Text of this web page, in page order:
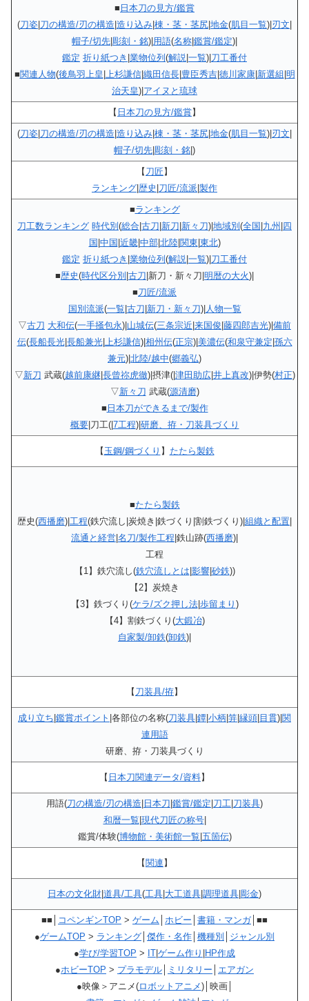
■ 日本刀の見方/鑑賞
(刀姿 刀の構造/刃の構造 造り込み 棟・茎・茎尻 地金(肌目一覧)| 刃文
帽子/切先 彫刻・銘)| 用語(名称 鑑賞/鑑定)|
鑑定 折り紙つき 業物位列 (解説 一覧)| 刀工番付
■関連人物(後鳥羽上皇 上杉謙信| 織田信長| 豊臣秀吉| 徳川家康| 新選組 明
治天皇)| アイヌと琉球
【 日本刀の見方/鑑賞】
(刀姿 刀の構造/刃の構造 造り込み 棟・茎・茎尻 地金(肌目一覧)| 刃文
帽子/切先 彫刻・銘 |)
【 刀匠】
ランキング 歴史 刀匠/流派 製作
■ランキング
刀工数ランキング 時代別 (総合 古刀 新刀 新々刀)| 地域別 (全国 九州 四
国 中国 近畿| 中部| 北陸| 関東 東北)
鑑定 折り紙つき 業物位列 (解説 一覧)| 刀工番付
■歴史(時代区分別 古刀 |新刀・新々刀| 明暦の大火)|
■刀匠/流派
国別流派(一覧 古刀 新刀・新々刀)| 人物一覧
▽古刀 大和伝(一手掻包永)| 山城伝(三条宗近 来国俊 藤四郎吉光)| 備前
伝(長船長光| 長船兼光| 上杉謙信)| 相州伝(正宗)| 美濃伝(和泉守兼定 孫六
兼元)| 北陸/越中(郷義弘)
▽新刀 武蔵(越前康継| 長曾祢虎徹)|摂津(| 津田助広| 井上真改)|伊勢(村正)
▽新々刀 武蔵(源清磨)
■ 日本刀ができるまで/製作
概要|刀工(| 7工程)| 研磨、拵・刀装具づくり
【 玉鋼/鋼づくり 】 たたら製鉄
■たたら製鉄
歴史(西播磨)| 工程(鉄穴流し|炭焼き|鉄づくり|割鉄づくり)| 組織と配置
流通と経営 名刀/製作工程 |鉄山跡(西播磨)|
工程
【1】鉄穴流し(鉄穴流しとは 影響| 砂鉄))
【2】炭焼き
【3】鉄づくり(ケラ/ズク押し法| 歩留まり )
【4】割鉄づくり(大鍛冶)
自家製/卸鉄(卸鉄)|
【 刀装具/拵】
成り立ち 鑑賞ポイント |各部位の名称(刀装具 鐔 小柄 笄 縁頭 目貫)| 関
連用語
研磨、拵・刀装具づくり
【 日本刀関連データ/資料】
用語(刀の構造/刃の構造 日本刀 鑑賞/鑑定 刀工 刀装具)
和暦一覧 現代刀匠の称号|
鑑賞/体験(博物館・美術館一覧 五箇伝)
【 関連 】
日本の文化財 道具/工具(工具 大工道具 調理道具 彫金)
■■│ コペンギンTOP > ゲーム ホビー 書籍・マンガ│■■
●ゲームTOP > ランキング 傑作・名作 機種別
ジャンル別
●学び/学習TOP > IT ゲーム作り HP作成
●ホビーTOP > プラモデル ミリタリー
エアガン
●映像＞アニメ(ロボットアニメ)│映画│